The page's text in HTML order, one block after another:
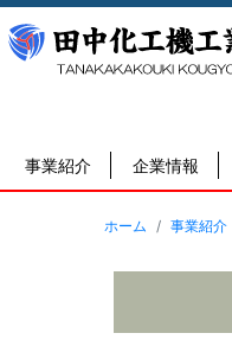
事業紹介 企業情報
ホーム 事業紹介